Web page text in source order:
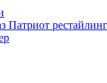
Патриот